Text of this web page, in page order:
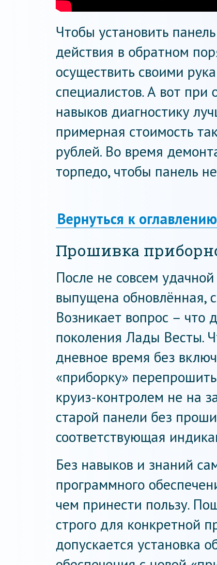
Чтобы установить
действия в обратном
осуществить своими
специалистов. А вот при
навыков диагностику
примерная стоимость
рублей. Во время
торпедо, чтобы панель
Вернуться к оглавлению
Прошивка
После не совсем
выпущена обновлённая,
Возникает вопрос – что
поколения Лады Весты.
дневное время без
«приборку»
круиз-контролем не на
старой панели без
соответствующая
Без навыков и знаний
программного
чем принести пользу.
строго для конкретной
допускается установка